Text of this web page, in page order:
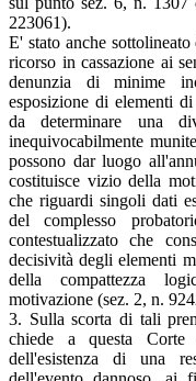
223061).
E' stato anche
ricorso in cassazione ai
denunzia di minime
esposizione di elementi
da determinare una
inequivocabilmente
possono dar luogo
costituisce vizio della
che riguardi singoli dati
del complesso
contestualizzato che
decisività degli elementi
della compattezza
motivazione (sez. 2, n.
3. Sulla scorta di tali
chiede a questa
dell'esistenza di una